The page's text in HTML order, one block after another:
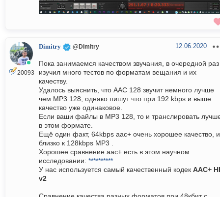
20093
Dimitry @Dimitry 12.06.2020
Пока занимаемся качеством звучания, в очередной раз
изучил много тестов по форматам вещания и их
качеству.
Удалось выяснить, что AAC 128 звучит немного лучше
чем MP3 128, однако пишут что при 192 kbps и выше
качество уже одинаковое.
Если ваши файлы в MP3 128, то и транслировать
в этом формате.
Ещё один факт, 64kbps aac+ очень хорошее качество, и
близко к 128kbps MP3 .
Хорошее сравнение aac+ есть в этом научном
исследовании: **********
У нас используется самый качественный кодек AAC+
v2